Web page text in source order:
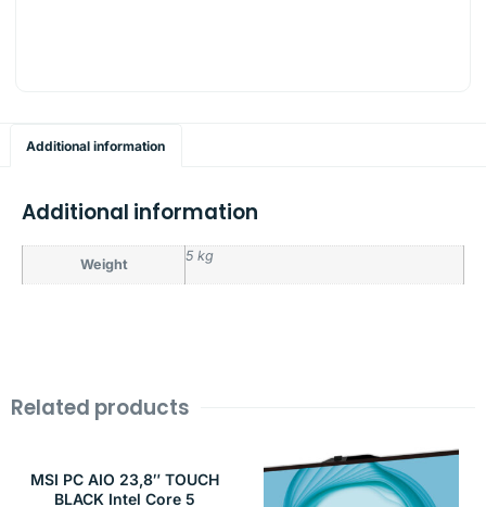
Additional information
Additional information
Weight
5 kg
Related products
MSI PC AIO 23,8″ TOUCH
BLACK Intel Core 5